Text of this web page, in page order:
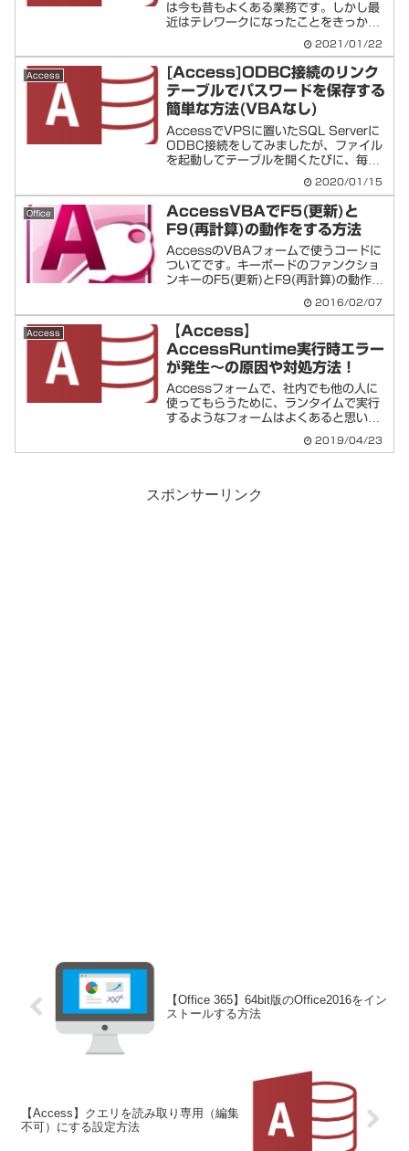
は今も昔もよくある業務です。しかし最
近はテレワークになったことをきっかけ
中はPDFを見ながらAccessへ入力する
ような事もよくある話しなのではないで
しょうか。実...
2021/01/22
Access
[Access]ODBC接続のリンク
テーブルでパスワードを保存する
簡単な方法(VBAなし)
AccessでVPSに置いたSQL Serverに
ODBC接続をしてみましたが、ファイル
を起動してテーブルを開くたびに、毎回
一部に数文字程度のコードを追記するだ
けで、簡単に接続できるようになりま
す。以下操...
2020/01/15
Office
AccessVBAでF5(更新)と
F9(再計算)の動作をする方法
AccessのVBAフォームで使うコードに
ついてです。キーボードのファンクショ
ンキーのF5(更新)とF9(再計算)の動作を
2016/02/07
Access
【Access】
AccessRuntime実行時エラー
が発生～の原因や対処方法！
Accessフォームで、社内でも他の人に
使ってもらうために、ランタイムで実行
するようなフォームはよくあると思いま
動しないという事態がありました。「実
2019/04/23
スポンサーリンク
【Office 365】64bit版のOffice2016をイン
ストールする方法
【Access】クエリを読み取り専用（編集
不可）にする設定方法